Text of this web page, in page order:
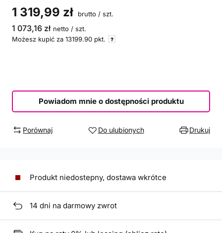
1 319,99 zł brutto / szt.
1 073,16 zł netto / szt.
Możesz kupić za 13199.90 pkt.
Powiadom mnie o dostępności produktu
Porównaj Do ulubionych Drukuj
Produkt niedostepny, dostawa wkrótce
14 dni na darmowy zwrot